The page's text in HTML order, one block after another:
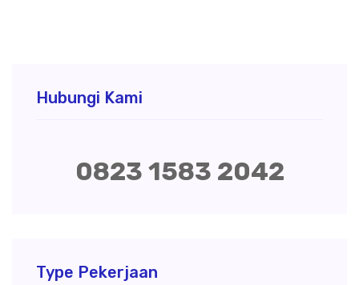
Hubungi Kami
0823 1583 2042
Type Pekerjaan